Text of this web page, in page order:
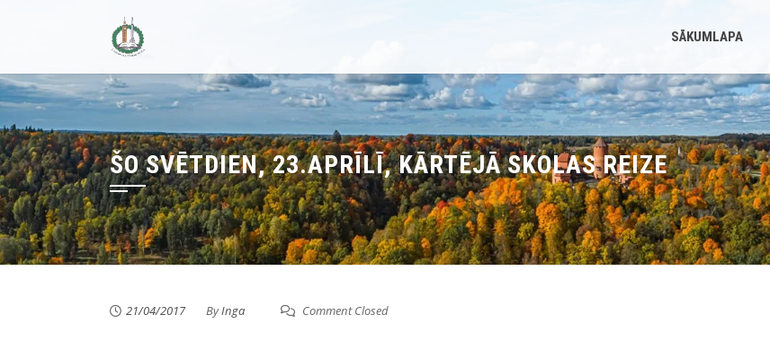
SĀKUMLAPA
ŠO SVĒTDIEN, 23.APRĪLĪ, KĀRTĒJĀ SKOLAS REIZE
21/04/2017 ByInga Comment Closed